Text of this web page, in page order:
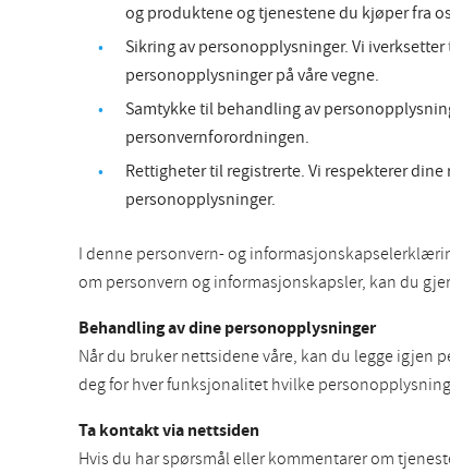
og produktene og tjenestene du kjøper fra
Sikring av personopplysninger. Vi
personopplysninger på våre vegne.
Samtykke til behandling av
personvernforordningen.
Rettigheter til registrerte. Vi respekterer
personopplysninger.
I denne personvern- og
om personvern og informasjonskapsler, kan du
Behandling av dine personopplysninger
Når du bruker nettsidene våre, kan du legge igjen
deg for hver funksjonalitet hvilke
Ta kontakt via nettsiden
Hvis du har spørsmål eller kommentarer om